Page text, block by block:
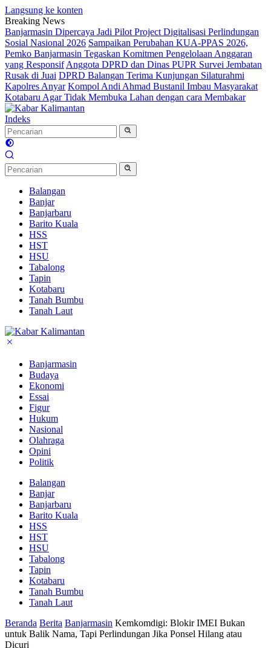
Langsung ke konten
Breaking News
Banjarmasin Dipercaya Jadi Pilot Project Digitalisasi Perlindungan
Sosial Nasional 2026 Sampaikan Perubahan KUA-PPAS 2026,
Pemko Banjarmasin Tegaskan Komitmen Pengelolaan Anggaran
yang Responsif Anggota DPRD dan Dinas PUPR Survei Jembatan
Rusak di Juai DPRD Balangan Terima Kunjungan Silaturahmi
Kapolres Anyar Kompol Andi Ahmad Bustanil Imbau Masyarakat
Kotabaru Agar Tidak Membuka Lahan dengan cara Membakar
Indeks
Balangan
Banjar
Banjarbaru
Barito Kuala
HSS
HST
HSU
Tabalong
Tapin
Kotabaru
Tanah Bumbu
Tanah Laut
Banjarmasin
Budaya
Ekonomi
Essai
Figur
Hukum
Nasional
Olahraga
Opini
Politik
Balangan
Banjar
Banjarbaru
Barito Kuala
HSS
HST
HSU
Tabalong
Tapin
Kotabaru
Tanah Bumbu
Tanah Laut
Beranda Berita Banjarmasin Kemkomdigi: Blokir IMEI Bukan
untuk Balik Nama, Tapi Perlindungan Jika Ponsel Hilang atau
Dicuri